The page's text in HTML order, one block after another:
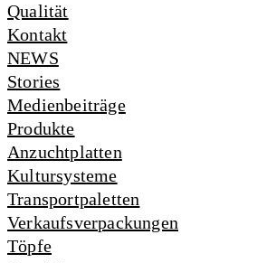
Qualität
Kontakt
NEWS
Stories
Medienbeiträge
Produkte
Anzuchtplatten
Kultursysteme
Transportpaletten
Verkaufsverpackungen
Töpfe